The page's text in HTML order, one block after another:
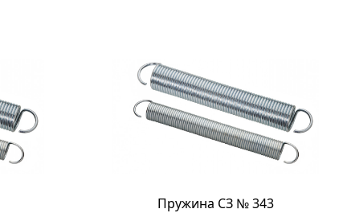
Пружина СЗ № 343